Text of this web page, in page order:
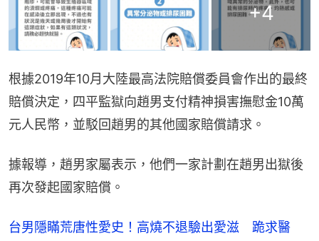
+4
根據2019年10月大陸最高法院賠償委員會作出的最終
賠償決定，四平監獄向趙男支付精神損害撫慰金10萬
元人民幣，並駁回趙男的其他國家賠償請求。
據報導，趙男家屬表示，他們一家計劃在趙男出獄後
再次發起國家賠償。
台男隱瞞荒唐性愛史！高燒不退驗出愛滋 跪求醫